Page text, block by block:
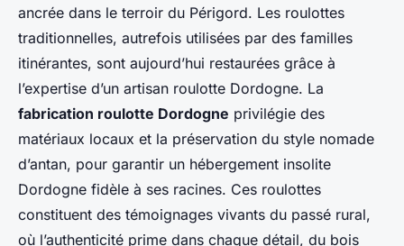
ancrée dans le terroir du Périgord. Les roulottes
traditionnelles, autrefois utilisées par des familles
itinérantes, sont aujourd’hui restaurées grâce à
l’expertise d’un artisan roulotte Dordogne. La
fabrication roulotte Dordogne privilégie des
matériaux locaux et la préservation du style nomade
d’antan, pour garantir un hébergement insolite
Dordogne fidèle à ses racines. Ces roulottes
constituent des témoignages vivants du passé rural,
où l’authenticité prime dans chaque détail, du bois